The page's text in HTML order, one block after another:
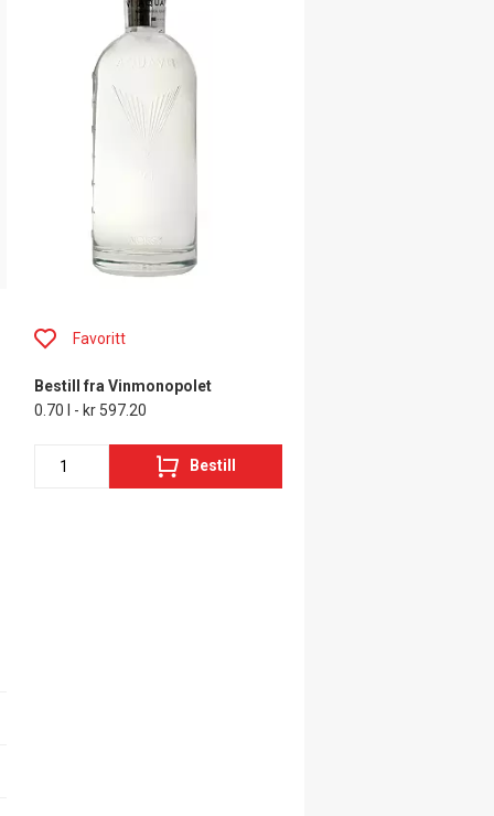
Favoritt
Bestill fra Vinmonopolet
0.70 l - kr 597.20
Bestill